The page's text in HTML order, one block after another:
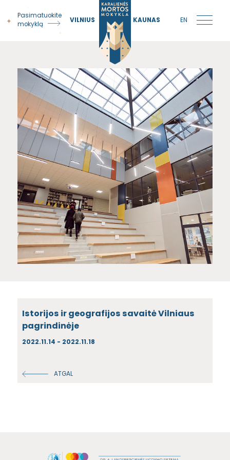
Pasimatuokite
mokyklą
VILNIUS KAUNAS EN
Istorijos ir geografijos savaitė Vilniaus
pagrindinėje
2022.11.14 - 2022.11.18
ATGAL